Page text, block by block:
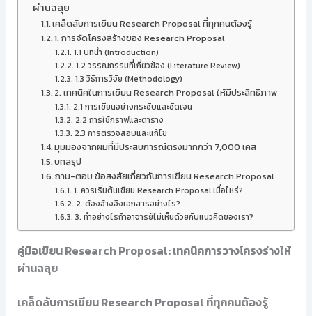
ผ่านฉลุย
เคล็ดลับการเขียน Research Proposal ที่ทุกคนต้องรู้
1. การจัดโครงสร้างของ Research Proposal
1.1 บทนำ (Introduction)
1.2 วรรณกรรมที่เกี่ยวข้อง (Literature Review)
1.3 วิธีการวิจัย (Methodology)
2. เทคนิคในการเขียน Research Proposal ให้มีประสิทธิภาพ
2.1 การเขียนอย่างกระชับและชัดเจน
2.2 การใช้กราฟและตาราง
2.3 การตรวจสอบและแก้ไข
มุมมองจากผมที่มีประสบการณ์ตรงมากกว่า 7,000 เคส
บทสรุป
ถาม-ตอบ ข้อสงสัยเกี่ยวกับการเขียน Research Proposal
1. ควรเริ่มต้นเขียน Research Proposal เมื่อไหร่?
2. ต้องอ้างอิงเอกสารอย่างไร?
3. ทำอย่างไรถ้าอาจารย์ไม่เห็นด้วยกับแนวคิดของเรา?
คู่มือเขียน Research Proposal: เทคนิคการวางโครงร่างให้
ผ่านฉลุย
เคล็ดลับการเขียน Research Proposal ที่ทุกคนต้องรู้